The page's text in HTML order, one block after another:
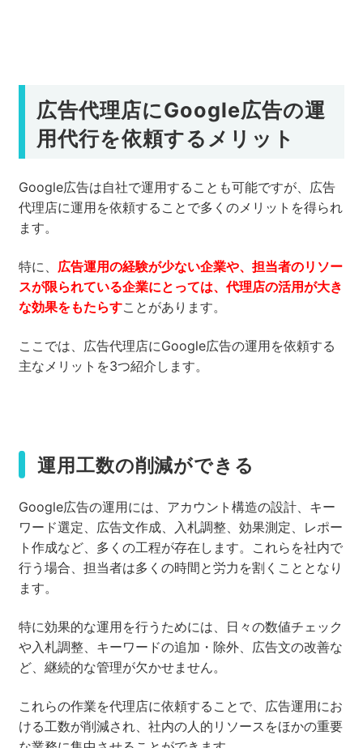
広告代理店にGoogle広告の運
用代行を依頼するメリット
Google広告は自社で運用することも可能ですが、広告
代理店に運用を依頼することで多くのメリットを得られ
ます。
特に、 広告運用の経験が少ない企業や、担当者のリソー
スが限られている企業にとっては、代理店の活用が大き
な効果をもたらすことがあります。
ここでは、広告代理店にGoogle広告の運用を依頼する
主なメリットを3つ紹介します。
運用工数の削減ができる
Google広告の運用には、アカウント構造の設計、キー
ワード選定、広告文作成、入札調整、効果測定、レポー
ト作成など、多くの工程が存在します。これらを社内で
行う場合、担当者は多くの時間と労力を割くこととなり
ます。
特に効果的な運用を行うためには、日々の数値チェック
や入札調整、キーワードの追加・除外、広告文の改善な
ど、継続的な管理が欠かせません。
これらの作業を代理店に依頼することで、広告運用にお
ける工数が削減され、社内の人的リソースをほかの重要